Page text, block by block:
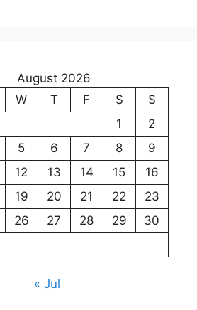
August 2026
W T F S
S
1
2
5 6 7 8
9
12 13 14 15
16
19 20 21 22
23
26 27 28 29
30
« Jul